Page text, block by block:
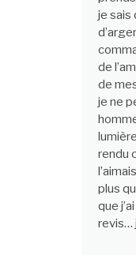
je sais
de
de
je ne
rendu
plus
que
revis…